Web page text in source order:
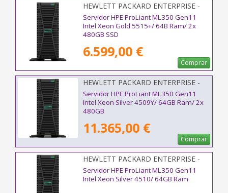
HEWLETT PACKARD ENTERPRISE -
P81779-425
Servidor HPE ProLiant ML350 Gen11
Intel Xeon Gold 5515+/ 64B Ram/ 2x
480GB SSD
6.599,00 €
Comprar
HEWLETT PACKARD ENTERPRISE -
P81775-425
Servidor HPE ProLiant ML350 Gen11
Intel Xeon Silver 4509Y/ 64GB Ram/ 2x
480GB
11.365,00 €
Comprar
HEWLETT PACKARD ENTERPRISE -
P85583-425
Servidor HPE ProLiant ML350 Gen11
Intel Xeon Silver 4510/ 64GB Ram